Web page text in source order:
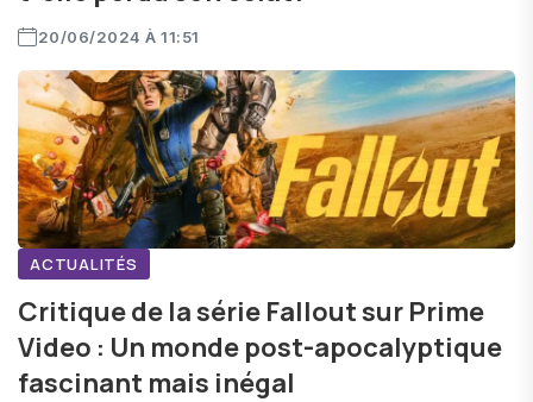
20/06/2024 À 11:51
ACTUALITÉS
Critique de la série Fallout sur Prime
Video : Un monde post-apocalyptique
fascinant mais inégal